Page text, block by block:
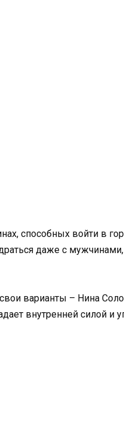
способных войти в
даже с
варианты – Нина
внутренней силой и